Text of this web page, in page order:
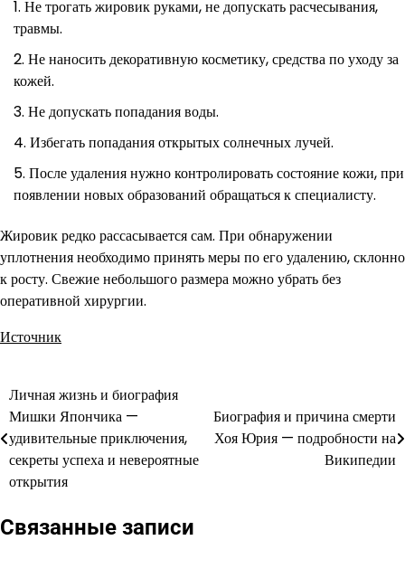
Не трогать жировик руками, не допускать расчесывания,
травмы.
Не наносить декоративную косметику, средства по уходу за
кожей.
Не допускать попадания воды.
Избегать попадания открытых солнечных лучей.
После удаления нужно контролировать состояние кожи, при
появлении новых образований обращаться к специалисту.
Жировик редко рассасывается сам. При обнаружении
уплотнения необходимо принять меры по его удалению, склонно
к росту. Свежие небольшого размера можно убрать без
оперативной хирургии.
Источник
Навигация
по
записям
Личная жизнь и биография
Мишки Япончика —
удивительные приключения,
секреты успеха и невероятные
открытия
Биография и причина смерти
Хоя Юрия — подробности на
Википедии
Связанные записи